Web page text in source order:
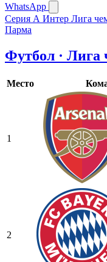
WhatsApp
Серия А Интер Лига
Парма
Футбол · Лига
Место
1
2